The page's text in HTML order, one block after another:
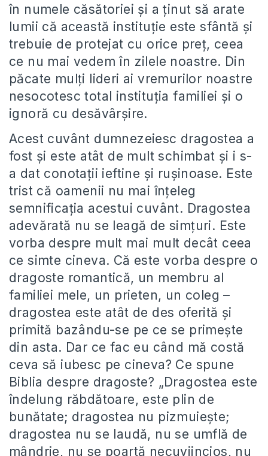
în numele căsătoriei și a ținut să arate
lumii că această instituție este sfântă și
trebuie de protejat cu orice preț, ceea
ce nu mai vedem în zilele noastre. Din
păcate mulți lideri ai vremurilor noastre
nesocotesc total instituția familiei și o
ignoră cu desăvârșire.
Acest cuvânt dumnezeiesc dragostea a
fost și este atât de mult schimbat și i s-
a dat conotații ieftine și rușinoase. Este
trist că oamenii nu mai înțeleg
semnificația acestui cuvânt. Dragostea
adevărată nu se leagă de simțuri. Este
vorba despre mult mai mult decât ceea
ce simte cineva. Că este vorba despre o
dragoste romantică, un membru al
familiei mele, un prieten, un coleg –
dragostea este atât de des oferită și
primită bazându-se pe ce se primește
din asta. Dar ce fac eu când mă costă
ceva să iubesc pe cineva? Ce spune
Biblia despre dragoste? „Dragostea este
îndelung răbdătoare, este plin de
bunătate; dragostea nu pizmuiește;
dragostea nu se laudă, nu se umflă de
mândrie, nu se poartă necuviincios, nu